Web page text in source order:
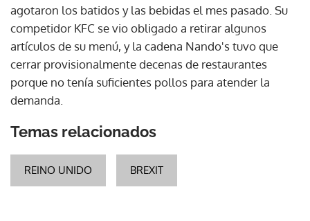
agotaron los batidos y las bebidas el mes pasado. Su
competidor KFC se vio obligado a retirar algunos
artículos de su menú, y la cadena Nando's tuvo que
cerrar provisionalmente decenas de restaurantes
porque no tenía suficientes pollos para atender la
demanda.
Temas relacionados
REINO UNIDO BREXIT